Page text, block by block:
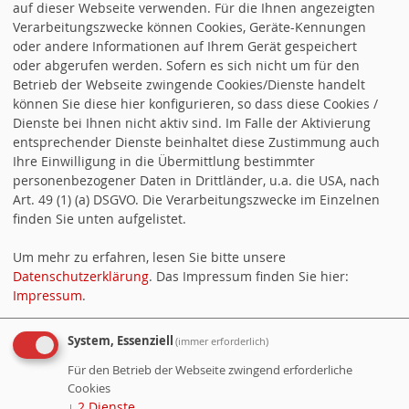
Danke an Regina Pfarr von der Druckerei Lippert, die
immer gute grafische Ideen hatte und unserem
Internet-Administrator Andreas Granna. Vielen Dank
auch allen, die uns mit Ideen oder gleich den fertigen
Artikeln versorgten, wie den Vereinen, unserer
Märchentante Ingrid Zweiniger, der Kirchengemeinde
und Pfarrerin Anke Schwedusch-Bishara, dem
Heimatverein, derBezirksverordneten Sabine Bock
(SPD) , dem Umweltkreis und allen anderen, die im
Laufe der 30 Jahre dazu beigetragen haben, dass der
Müggelheimer Bote so gerne gelesen wird. Ich hoffe,
wir haben niemanden vergessen in dieser Aufzählung.
http://www.mueggelheimer-bote.de/24/12/juchhu-es-
geht-weiter.html
teilen
auf dieser Webseite verwenden. Für die Ihnen angezeigten
Verarbeitungszwecke können Cookies, Geräte-Kennungen
oder andere Informationen auf Ihrem Gerät gespeichert
oder abgerufen werden. Sofern es sich nicht um für den
Betrieb der Webseite zwingende Cookies/Dienste handelt
können Sie diese hier konfigurieren, so dass diese Cookies /
Dienste bei Ihnen nicht aktiv sind. Im Falle der Aktivierung
entsprechender Dienste beinhaltet diese Zustimmung auch
Ihre Einwilligung in die Übermittlung bestimmter
personenbezogener Daten in Drittländer, u.a. die USA, nach
Art. 49 (1) (a) DSGVO. Die Verarbeitungszwecke im Einzelnen
finden Sie unten aufgelistet.
Um mehr zu erfahren, lesen Sie bitte unsere
Datenschutzerklärung. Das Impressum finden Sie hier:
Impressum.
System, Essenziell (immer erforderlich)
Für den Betrieb der Webseite zwingend erforderliche
Cookies